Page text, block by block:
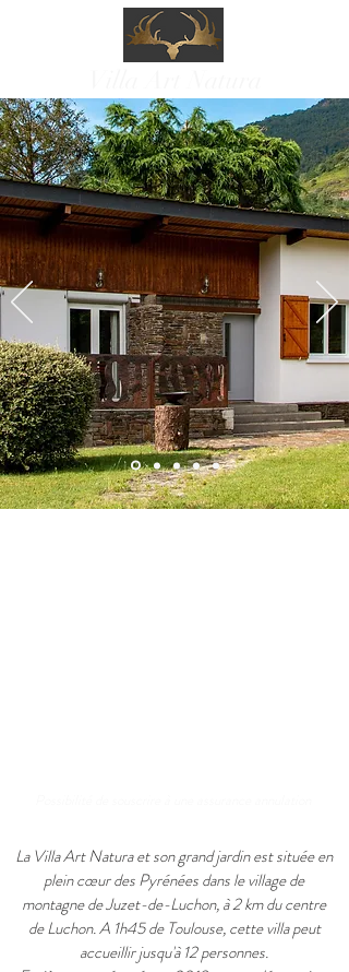
La Villa Art Natura et son grand jardin est située en
plein cœur des Pyrénées dans le village de
montagne de Juzet-de-Luchon, à 2 km du centre
de Luchon. A 1h45 de Toulouse, cette villa peut
accueillir jusqu'à 12 personnes.